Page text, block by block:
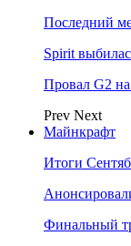
Последний
Spirit
Провал G2
Prev Next
Майнкрафт
Итоги
Финальный